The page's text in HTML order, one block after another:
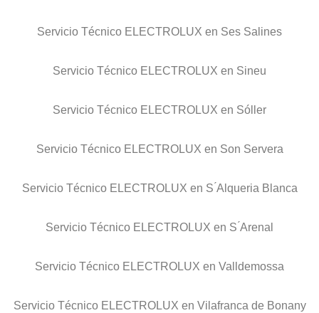
Servicio Técnico ELECTROLUX en Ses Salines
Servicio Técnico ELECTROLUX en Sineu
Servicio Técnico ELECTROLUX en Sóller
Servicio Técnico ELECTROLUX en Son Servera
Servicio Técnico ELECTROLUX en S ́Alqueria Blanca
Servicio Técnico ELECTROLUX en S ́Arenal
Servicio Técnico ELECTROLUX en Valldemossa
Servicio Técnico ELECTROLUX en Vilafranca de Bonany